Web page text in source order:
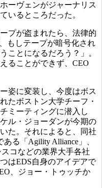
ーヴェンがジャーナリス
いるところだった。
プが盗まれたら、法律的
もしテープが暗号化され
ことになるだろう？」。
ることができず、CEO
姿に変装し、今度はボス
たボストン大学チーフ・
ミーティングに潜入し
ル・ジョーダンが今期の
た。それによると、同社
る「Agility Alliance」、
コなどの業界大手各社
はEDS自身のアイデアで
、ジョー・トゥッチか